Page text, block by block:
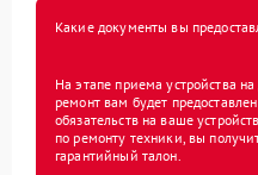
Какие документы вы
На этапе приема устройства
ремонт вам будет
обязательств на ваше
по ремонту техники, вы
гарантийный талон.